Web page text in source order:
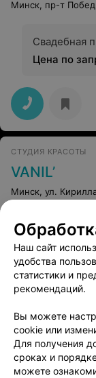
Минск, пр-т
Свадебная
Цена по
СТУДИЯ КРАСОТЫ
VANIL’
Минск, ул.
Свадебная
Цена по
Наш сайт
удобства
статистики и
рекомендаций.
Вы можете
cookie или
Для получения
сроках и
можете